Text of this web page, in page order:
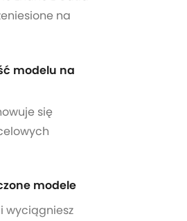
na
modelu na
się
modele
i wyciągniesz